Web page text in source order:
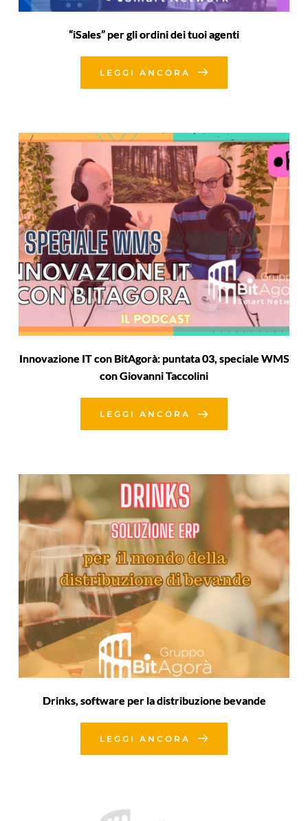
“iSales” per gli ordini dei tuoi agenti
LEGGI ANCORA
Innovazione IT con BitAgorà: puntata 03, speciale WMS
con Giovanni Taccolini
LEGGI ANCORA
Drinks, software per la distribuzione bevande
LEGGI ANCORA